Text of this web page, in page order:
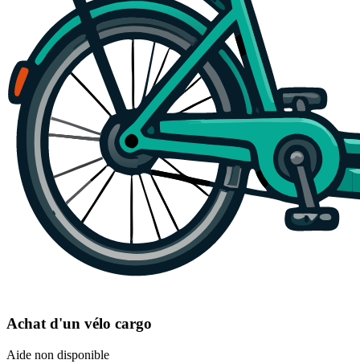
Achat d'un vélo cargo
Aide non disponible